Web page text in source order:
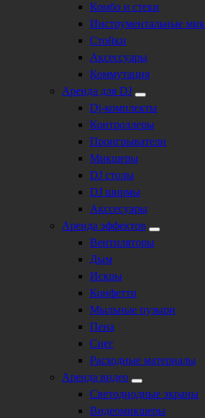
Комбо и стеки
Инструментальные
Стойки
Аксессуары
Коммутация
Аренда для DJ
Dj-комплекты
Контроллеры
Проигрыватели
Микшеры
DJ столы
DJ ширмы
Акссесуары
Аренда эффектов
Вентиляторы
Дым
Искры
Конфетти
Мыльные пузыри
Пена
Снег
Расходные материалы
Аренда видео
Светодиодные экраны
Видеомикшеры